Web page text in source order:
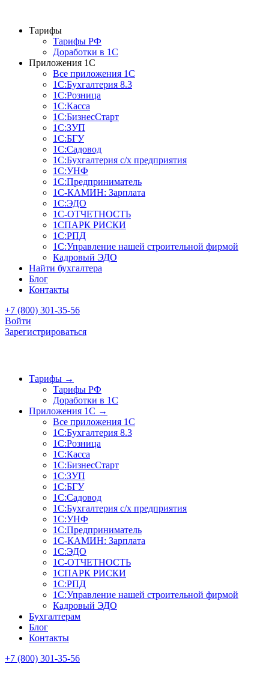
Тарифы
Тарифы РФ
Доработки в 1C
Приложения 1С
Все приложения 1С
1С:Бухгалтерия 8.3
1С:Розница
1С:Касса
1С:БизнесСтарт
1С:ЗУП
1С:БГУ
1С:Садовод
1С:Бухгалтерия с/х предприятия
1С:УНФ
1С:Предприниматель
1С-КАМИН: Зарплата
1С:ЭДО
1С-ОТЧЕТНОСТЬ
1СПАРК РИСКИ
1С:РПД
1С:Управление нашей строительной фирмой
Кадровый ЭДО
Найти бухгалтера
Блог
Контакты
+7 (800) 301-35-56
Войти
Зарегистрироваться
Тарифы →
Тарифы РФ
Доработки в 1C
Приложения 1C →
Все приложения 1С
1С:Бухгалтерия 8.3
1С:Розница
1С:Касса
1С:БизнесСтарт
1С:ЗУП
1С:БГУ
1С:Садовод
1С:Бухгалтерия с/х предприятия
1С:УНФ
1С:Предприниматель
1С-КАМИН: Зарплата
1С:ЭДО
1С-ОТЧЕТНОСТЬ
1СПАРК РИСКИ
1С:РПД
1С:Управление нашей строительной фирмой
Кадровый ЭДО
Бухгалтерам
Блог
Контакты
+7 (800) 301-35-56